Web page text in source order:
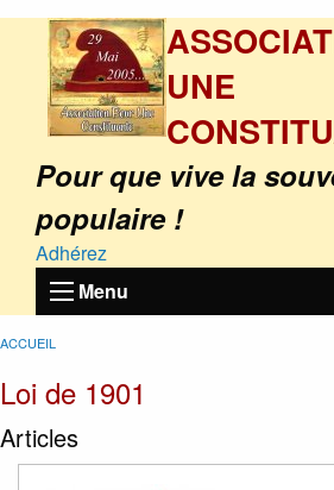
UNE
Pour que vive la
populaire !
Adhérez
Menu
ACCUEIL
Loi de 1901
Articles